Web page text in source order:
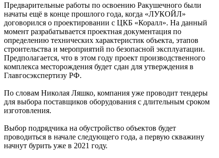
Предварительные работы по освоению Ракушечного были
начаты ещё в конце прошлого года, когда «ЛУКОЙЛ»
договорился о проектировании с ЦКБ «Коралл». На данный
момент разрабатывается проектная документация по
определению технических характеристик объекта, этапов
строительства и мероприятий по безопасной эксплуатации.
Предполагается, что в этом году проект производственного
комплекса месторождения будет сдан для утверждения в
Главгосэкспертизу РФ.
По словам Николая Ляшко, компания уже проводит тендеры
для выбора поставщиков оборудования с длительным сроком
изготовления.
Выбор подрядчика на обустройство объектов будет
проводиться в начале следующего года, а первую скважину
начнут бурить уже в 2021 году.